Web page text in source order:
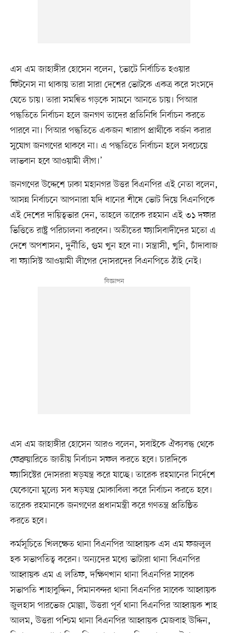
এস এম জাহাঙ্গীর হোসেন বলেন, ‘ভোটে নির্বাচিত হওয়ার
ফিটনেস না থাকায় তারা সারা দেশের ভোটকে একত্র করে সংসদে
যেতে চায়। তারা সমন্বিত গড়কে সামনে আনতে চায়। পিআর
পদ্ধতিতে নির্বাচন হলে জনগণ তাদের প্রতিনিধি নির্বাচন করতে
পারবে না। পিআর পদ্ধতিতে একজন খারাপ প্রার্থীকে বর্জন করার
সুযোগ জনগণের থাকবে না। এ পদ্ধতিতে নির্বাচন হলে সবচেয়ে
লাভবান হবে আওয়ামী লীগ।’
জনগণের উদ্দেশে ঢাকা মহানগর উত্তর বিএনপির এই নেতা বলেন,
আসন্ন নির্বাচনে আপনারা যদি ধানের শীষে ভোট দিয়ে বিএনপিকে
এই দেশের দায়িত্বভার দেন, তাহলে তারেক রহমান এই ৩১ দফার
ভিত্তিতে রাষ্ট্র পরিচালনা করবেন। অতীতের ফ্যাসিবাদীদের মতো এ
দেশে অপশাসন, দুর্নীতি, গুম খুন হবে না। সন্ত্রাসী, খুনি, চাঁদাবাজ
বা ফ্যাসিস্ট আওয়ামী লীগের দোসরদের বিএনপিতে ঠাঁই নেই।
এস এম জাহাঙ্গীর হোসেন আরও বলেন, সবাইকে ঐক্যবদ্ধ থেকে
ফেব্রুয়ারিতে জাতীয় নির্বাচন সফল করতে হবে। চারদিকে
ফ্যাসিস্টের দোসররা ষড়যন্ত্র করে যাচ্ছে। তারেক রহমানের নির্দেশে
যেকোনো মূল্যে সব ষড়যন্ত্র মোকাবিলা করে নির্বাচন করতে হবে।
তারেক রহমানকে জনগণের প্রধানমন্ত্রী করে গণতন্ত্র প্রতিষ্ঠিত
করতে হবে।
কর্মসূচিতে খিলক্ষেত থানা বিএনপির আহ্বায়ক এস এম ফজলুল
হক সভাপতিত্ব করেন। অন্যদের মধ্যে ভাটারা থানা বিএনপির
আহ্বায়ক এম এ লতিফ, দক্ষিণখান থানা বিএনপির সাবেক
সভাপতি শাহাবুদ্দিন, বিমানবন্দর থানা বিএনপির সাবেক আহ্বায়ক
জুলহাস পারভেজ মোল্লা, উত্তরা পূর্ব থানা বিএনপির আহ্বায়ক শাহ
আলম, উত্তরা পশ্চিম থানা বিএনপির আহ্বায়ক মেজবাহ উদ্দিন,